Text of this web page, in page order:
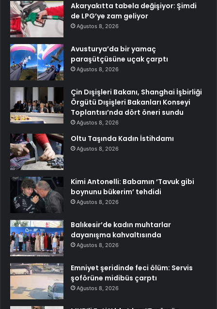
Akaryakıtta tabela değişiyor: Şimdi
de LPG’ye zam geliyor
Ağustos 8, 2026
Avusturya’da bir yamaç
paraşütçüsüne uçak çarptı
Ağustos 8, 2026
Çin Dışişleri Bakanı, Shanghai İşbirliği
Örgütü Dışişleri Bakanları Konseyi
Toplantısı’nda dört öneri sundu
Ağustos 8, 2026
Oltu Taşında Kadın İstihdamı
Ağustos 8, 2026
Kimi Antonelli: Babamın ‘Tavuk gibi
boynunu bükerim’ tehdidi
Ağustos 8, 2026
Balıkesir’de kadın muhtarlar
dayanışma kahvaltısında
Ağustos 8, 2026
Emniyet şeridinde feci ölüm: Servis
şoförüne midibüs çarptı
Ağustos 8, 2026